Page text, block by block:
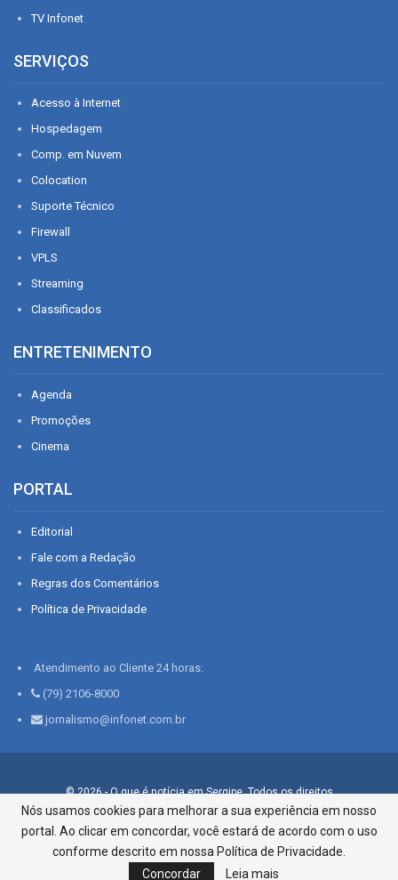
TV Infonet
SERVIÇOS
Acesso à Internet
Hospedagem
Comp. em Nuvem
Colocation
Suporte Técnico
Firewall
VPLS
Streaming
Classificados
ENTRETENIMENTO
Agenda
Promoções
Cinema
PORTAL
Editorial
Fale com a Redação
Regras dos Comentários
Política de Privacidade
Atendimento ao Cliente 24 horas:
(79) 2106-8000
jornalismo@infonet.com.br
© 2026 - O que é notícia em Sergipe. Todos os direitos
reservados.
Infonet - Rua Monsenhor Silveira 276, Bairro São José |
Aracaju-SE, CEP 49015-030, Fone: 79.2106.8000 - CI Centro de
Informações LTDA
Nós usamos cookies para melhorar a sua experiência em nosso
portal. Ao clicar em concordar, você estará de acordo com o uso
conforme descrito em nossa Política de Privacidade.
Concordar
Leia mais